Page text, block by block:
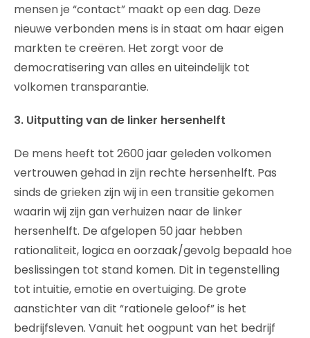
mensen je “contact” maakt op een dag. Deze
nieuwe verbonden mens is in staat om haar eigen
markten te creëren. Het zorgt voor de
democratisering van alles en uiteindelijk tot
volkomen transparantie.
3. Uitputting van de linker hersenhelft
De mens heeft tot 2600 jaar geleden volkomen
vertrouwen gehad in zijn rechte hersenhelft. Pas
sinds de grieken zijn wij in een transitie gekomen
waarin wij zijn gan verhuizen naar de linker
hersenhelft. De afgelopen 50 jaar hebben
rationaliteit, logica en oorzaak/gevolg bepaald hoe
beslissingen tot stand komen. Dit in tegenstelling
tot intuitie, emotie en overtuiging. De grote
aanstichter van dit “rationele geloof” is het
bedrijfsleven. Vanuit het oogpunt van het bedrijf